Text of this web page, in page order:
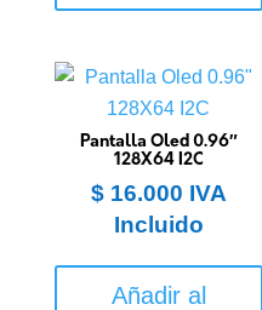
Pantalla Oled 0.96″
128X64 I2C
$16.000 IVA
Incluido
Añadir al